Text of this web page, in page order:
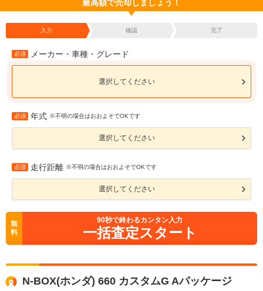
最高額で売却しましょう！
入力 確認 完了
必須 メーカー・車種・グレード
選択してください
必須 年式 ※不明の場合はおおよそでOKです
選択してください
必須 走行距離 ※不明の場合はおおよそでOKです
選択してください
無
料
90秒で終わるカンタン入力
一括査定スタート
N-BOX(ホンダ) 660 カスタムG Aパッケージ